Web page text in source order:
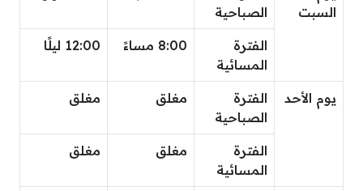
السبت
الصباحية
الفترة
المسائية
8:00 مساءً 12:00 ليلًا
يوم الأحد
الفترة
الصباحية
مغلق مغلق
الفترة
المسائية
مغلق مغلق